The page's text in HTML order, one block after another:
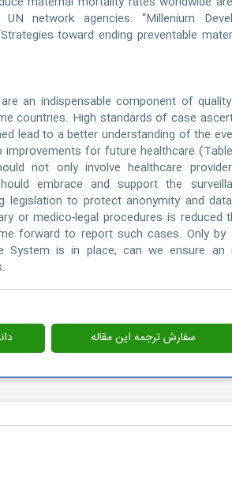
network agencies: “Millenium
toward ending preventable
an indispensable component of
countries. High standards of case
lead to a better understanding of the
for future healthcare
not only involve healthcare
embrace and support the
legislation to protect anonymity and
or medico-legal procedures is reduced
forward to report such cases. Only by
System is in place, can we ensure
سفارش ترجمه این مقاله